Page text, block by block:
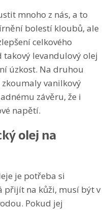
mnoho z nás, a to
bolestí kloubů, ale
celkového
levandulový olej
úzkost. Na druhou
vanilkový
závěru, že i
napětí.
olej na
je potřeba si
přijít na kůži, musí být v
Pokud jej